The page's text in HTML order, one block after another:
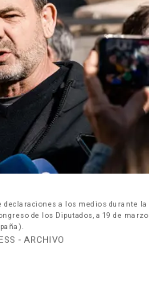
declaraciones a los medios durante la
de los Diputados, a 19 de marzo
- ARCHIVO